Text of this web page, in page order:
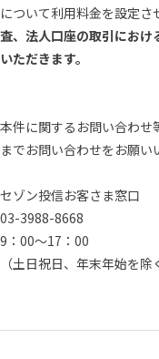
について利用料金を設定さ
査、法人口座の取引におけ
いただきます。
本件に関するお問い合わせ
までお問い合わせをお願い
セゾン投信お客さま窓口
03-3988-8668
9：00～17：00
（土日祝日、年末年始を除